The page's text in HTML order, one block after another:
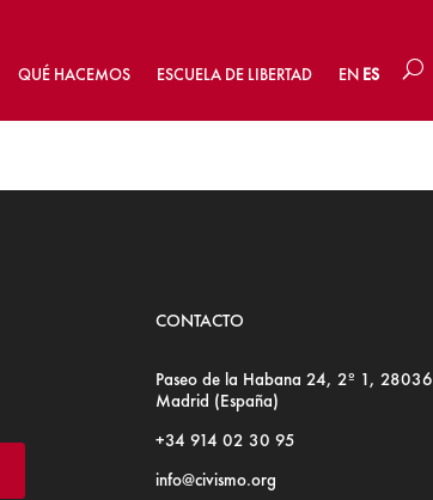
QUÉ HACEMOS ESCUELA DE LIBERTAD EN ES
CONTACTO
Paseo de la Habana 24, 2º 1, 28036
Madrid (España)
+34 914 02 30 95
info@civismo.org